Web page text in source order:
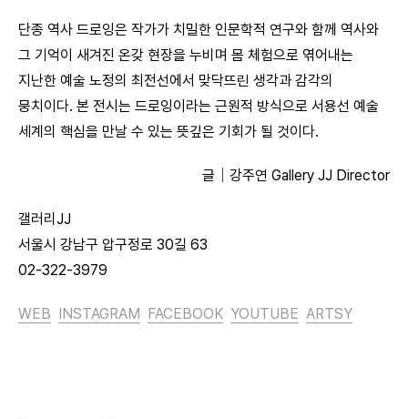
단종 역사 드로잉은 작가가 치밀한 인문학적 연구와 함께 역사와
그 기억이 새겨진 온갖 현장을 누비며 몸 체험으로 엮어내는
지난한 예술 노정의 최전선에서 맞닥뜨린 생각과 감각의
뭉치이다. 본 전시는 드로잉이라는 근원적 방식으로 서용선 예술
세계의 핵심을 만날 수 있는 뜻깊은 기회가 될 것이다.
글│강주연 Gallery JJ Director
갤러리JJ
서울시 강남구 압구정로 30길 63
02-322-3979
WEB INSTAGRAM FACEBOOK YOUTUBE ARTSY